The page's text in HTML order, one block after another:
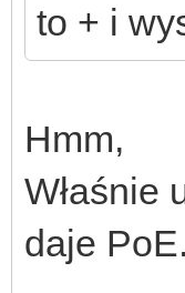
to + i
Hmm,
Właśnie
daje PoE.